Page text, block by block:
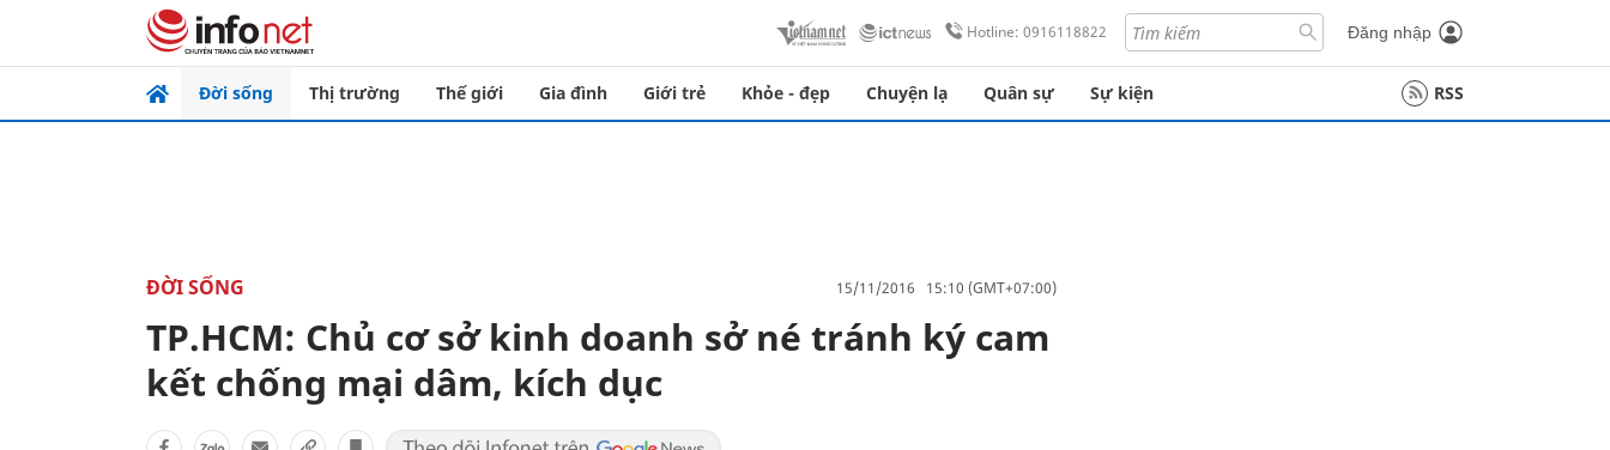
Hotline: 0916118822 Đăng nhập
Đời sống Thị trường Thế giới Gia đình Giới trẻ Khỏe - đẹp Chuyện lạ Quân sự Sự kiện RSS
ĐỜI SỐNG 15/11/2016 15:10 (GMT+07:00)
TP.HCM: Chủ cơ sở kinh doanh sở né tránh ký cam
kết chống mại dâm, kích dục